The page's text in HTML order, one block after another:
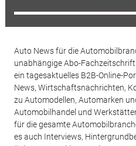
Auto News für die
unabhängige Abo-
ein tagesaktuelles B2B-Online-
News, Wirtschaftsnachrichten,
zu Automodellen, Automarken
Automobilhandel und
für die gesamte
es auch Interviews,